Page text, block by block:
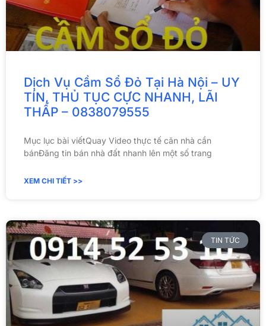
Dịch Vụ Cầm Sổ Đỏ Tại Hà Nội – UY
TÍN, THỦ TỤC CỰC NHANH, LÃI
THẤP – 0838079555
Mục lục bài viếtQuay Video thực tế căn nhà cần
bánĐăng tin bán nhà đất nhanh lên một số trang
XEM CHI TIẾT >>
TIN TỨC